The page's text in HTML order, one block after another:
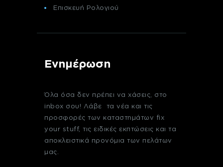
Επισκευή Ρολογιού
Ενημέρωση
Όλα όσα δεν πρέπει να χάσεις, στο
inbox σου! Λάβε τα νέα και τις
προσφορές των καταστημάτων fix
your stuff, τις ειδικές εκπτώσεις και τα
αποκλειστικά προνόμια των πελάτων
μας.